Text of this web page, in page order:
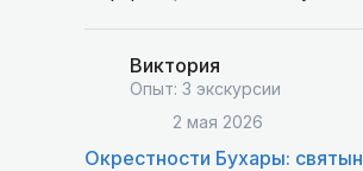
Виктория
Опыт: 3 экскурсии
2 мая 2026
Окрестности Бухары: